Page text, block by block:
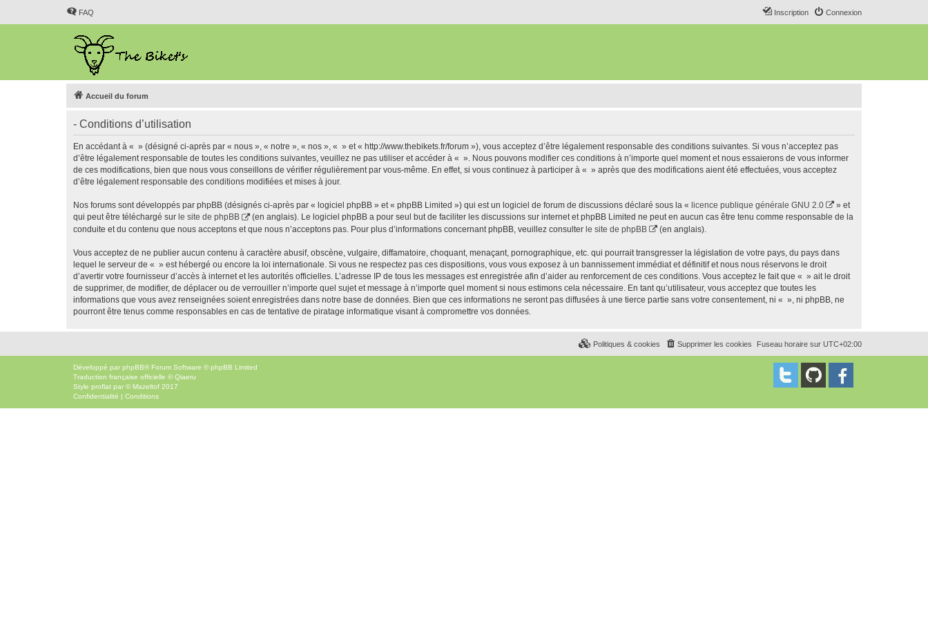
FAQ Connexion
Inscription
Accueil du forum
- Conditions d’utilisation
En accédant à « » (désigné ci-après par « nous », « notre », « nos », « » et « http://www.thebikets.fr/forum »), vous acceptez d’être légalement responsable des conditions suivantes. Si vous n’acceptez pas
d’être légalement responsable de toutes les conditions suivantes, veuillez ne pas utiliser et accéder à « ». Nous pouvons modifier ces conditions à n’importe quel moment et nous essaierons de vous informer
de ces modifications, bien que nous vous conseillons de vérifier régulièrement par vous-même. En effet, si vous continuez à participer à « » après que des modifications aient été effectuées, vous acceptez
d’être légalement responsable des conditions modifiées et mises à jour.
Nos forums sont développés par phpBB (désignés ci-après par « logiciel phpBB » et « phpBB Limited ») qui est un logiciel de forum de discussions déclaré sous la « licence publique générale GNU 2.0
» et
qui peut être téléchargé sur le site de phpBB
(en anglais). Le logiciel phpBB a pour seul but de faciliter les discussions sur internet et phpBB Limited ne peut en aucun cas être tenu comme responsable de la
conduite et du contenu que nous acceptons et que nous n’acceptons pas. Pour plus d’informations concernant phpBB, veuillez consulter le site de phpBB (en anglais).
Vous acceptez de ne publier aucun contenu à caractère abusif, obscène, vulgaire, diffamatoire, choquant, menaçant, pornographique, etc. qui pourrait transgresser la législation de votre pays, du pays dans
lequel le serveur de « » est hébergé ou encore la loi internationale. Si vous ne respectez pas ces dispositions, vous vous exposez à un bannissement immédiat et définitif et nous nous réservons le droit
d’avertir votre fournisseur d’accès à internet et les autorités officielles. L’adresse IP de tous les messages est enregistrée afin d’aider au renforcement de ces conditions. Vous acceptez le fait que « » ait le droit
de supprimer, de modifier, de déplacer ou de verrouiller n’importe quel sujet et message à n’importe quel moment si nous estimons cela nécessaire. En tant qu’utilisateur, vous acceptez que toutes les
informations que vous avez renseignées soient enregistrées dans notre base de données. Bien que ces informations ne seront pas diffusées à une tierce partie sans votre consentement, ni « », ni phpBB, ne
pourront être tenus comme responsables en cas de tentative de piratage informatique visant à compromettre vos données.
Fuseau horaire sur UTC+02:00
Supprimer les cookies
Politiques & cookies
Développé par phpBB® Forum Software © phpBB Limited
Traduction française officielle ©Qiaeru
Style proflat par © Mazeltof 2017
Confidentialité | Conditions